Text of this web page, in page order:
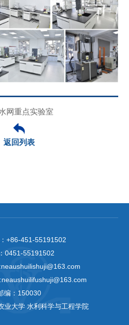
网重点实验室
返回列表
+86-451-55191502
0451-55191502
编：150030
业大学 水利科学与工程学院